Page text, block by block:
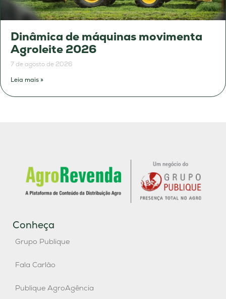
Dinâmica de máquinas movimenta
Agroleite 2026
7 de agosto de 2026
Leia mais »
Conheça
Grupo Publique
Fala Carlão
Publique AgroAgência